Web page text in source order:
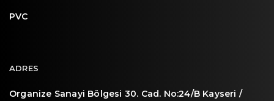
PVC
ADRES
Organize Sanayi Bölgesi 30. Cad. No:24/B Kayseri /